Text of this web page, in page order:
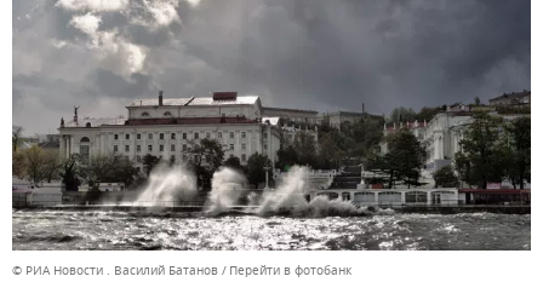
© РИА Новости . Василий Батанов Перейти в фотобанк